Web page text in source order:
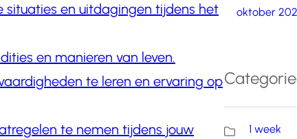
situaties en uitdagingen tijdens het
en manieren van leven.
te leren en ervaring op
te nemen tijdens jouw
oktober
1 week